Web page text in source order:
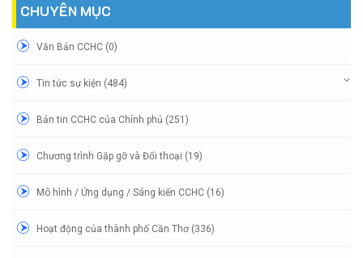
CHUYÊN MỤC
Văn Bản CCHC (0)
Tin tức sự kiện (484)
Bản tin CCHC của Chính phủ (251)
Chương trình Gặp gỡ và Đối thoại (19)
Mô hình / Ứng dụng / Sáng kiến CCHC (16)
Hoạt động của thành phố Cần Thơ (336)